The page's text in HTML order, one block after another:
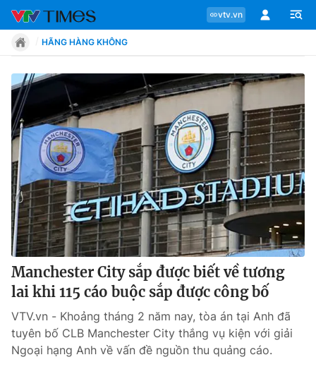
vtv.vn
Chuyên mục
Tin tức
Move
Phong cách
Chân dung
Bóng đá
HÃNG HÀNG KHÔNG
Manchester City sắp được biết về tương
lai khi 115 cáo buộc sắp được công bố
VTV.vn - Khoảng tháng 2 năm nay, tòa án tại Anh đã
tuyên bố CLB Manchester City thắng vụ kiện với giải
Ngoại hạng Anh về vấn đề nguồn thu quảng cáo.